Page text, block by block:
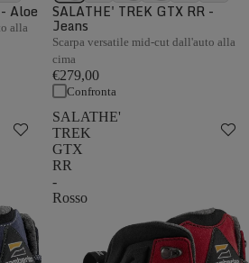
Aloe
alla
SALATHE' TREK GTX RR -
Jeans
Scarpa versatile mid-cut dall'auto alla
cima
€279,00
Confronta
SALATHE'
TREK
GTX
RR
-
Rosso